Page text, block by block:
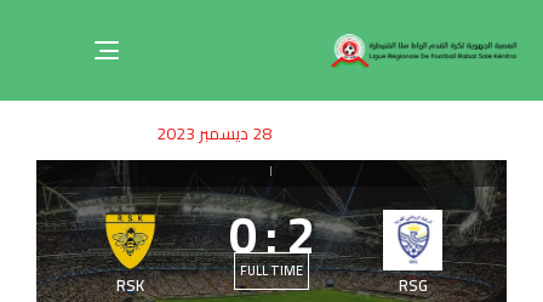
Toggle
IN:on:
28 ديسمبر 2023
|
RSG
2
:
0FULL TIME
RSK